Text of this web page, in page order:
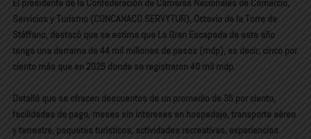
Servicios y Turismo (CONCANACO SERVYTUR), Octavio de la Torre de
Stéffano, destacó que se estima que La Gran Escapada de este año
tenga una derrama de 44 mil millones de pesos (mdp), es decir, cinco por
ciento más que en 2025 donde se registraron 40 mil mdp.
Detalló que se ofrecen descuentos de un promedio de 35 por ciento,
facilidades de pago, meses sin intereses en hospedaje, transporte aéreo
y terrestre, paquetes turísticos, actividades recreativas, experiencias